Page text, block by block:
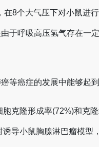
8个大气压下对小鼠进
于呼吸高压氢气存在一
等癌症的发展中能够起到
克隆形成率(72%)和克
导小鼠胸腺淋巴瘤模型